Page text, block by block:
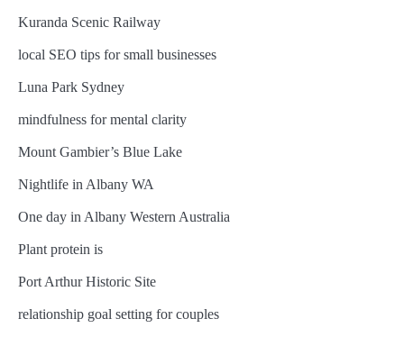
Kuranda Scenic Railway
local SEO tips for small businesses
Luna Park Sydney
mindfulness for mental clarity
Mount Gambier’s Blue Lake
Nightlife in Albany WA
One day in Albany Western Australia
Plant protein is
Port Arthur Historic Site
relationship goal setting for couples